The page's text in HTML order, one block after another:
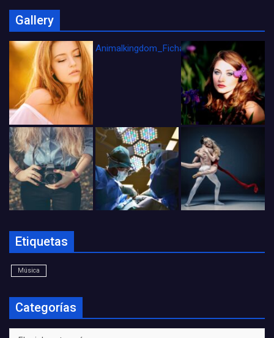
Gallery
Animalkingdom_FichaCine
Etiquetas
Música
Categorías
Categorías